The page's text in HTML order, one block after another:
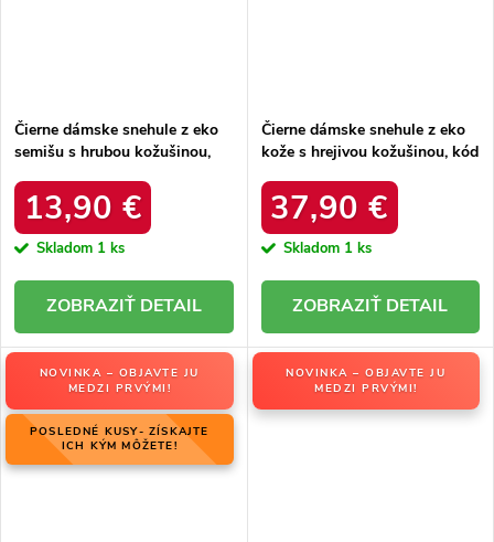
Čierne dámske snehule z eko
semišu s hrubou kožušinou,
BLACK
13,90 €
Skladom 1 ks
DETAIL
Čierne dámske snehule z eko
kože s hrejivou kožušinou, kód
BLACK
37,90 €
Skladom 1 ks
DETAIL
NOVINKA – OBJAVTE JU
MEDZI PRVÝMI!
POSLEDNÉ KUSY- ZÍSKAJTE
ICH KÝM MÔŽETE!
NOVINKA – OBJAVTE JU
MEDZI PRVÝMI!